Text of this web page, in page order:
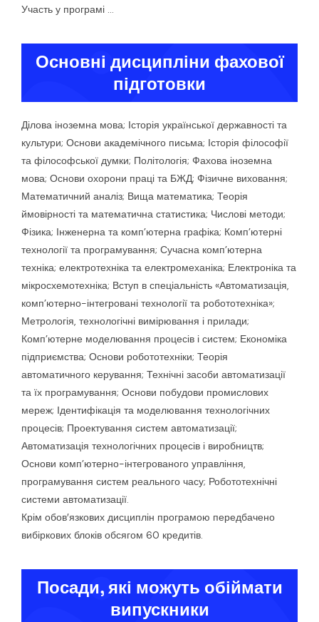
Участь у програмі …
Основні дисципліни фахової
підготовки
Ділова іноземна мова; Історія української державності та
культури; Основи академічного письма; Історія філософії
та філософської думки; Політологія; Фахова іноземна
мова; Основи охорони праці та БЖД; Фізичне виховання;
Математичний аналіз; Вища математика; Теорія
ймовірності та математична статистика; Числові методи;
Фізика; Інженерна та комп’ютерна графіка; Комп’ютерні
технології та програмування; Сучасна комп’ютерна
техніка; електротехніка та електромеханіка; Електроніка та
мікросхемотехніка; Вступ в спеціальність «Автоматизація,
комп’ютерно-інтегровані технології та робототехніка»;
Метрологія, технологічні вимірювання і прилади;
Комп’ютерне моделювання процесів і систем; Економіка
підприємства; Основи робототехніки; Теорія
автоматичного керування; Технічні засоби автоматизації
та їх програмування; Основи побудови промислових
мереж; Ідентифікація та моделювання технологічних
процесів; Проектування систем автоматизації;
Автоматизація технологічних процесів і виробництв;
Основи комп’ютерно-інтегрованого управління,
програмування систем реального часу; Робототехнічні
системи автоматизації.
Крім обов′язкових дисциплін програмою передбачено
вибіркових блоків обсягом 60 кредитів.
Посади, які можуть обіймати
випускники